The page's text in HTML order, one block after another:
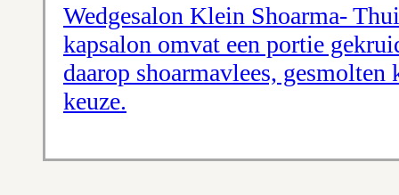
Wedgesalon Klein Shoarma-
kapsalon omvat een portie
daarop shoarmavlees, gesmolten
keuze.